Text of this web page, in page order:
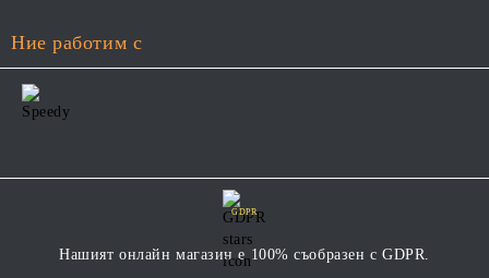
Ние работим с
GDPR
Нашият онлайн магазин е 100% съобразен с GDPR.